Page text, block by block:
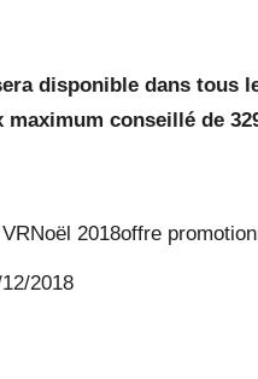
disponible dans tous
maximum conseillé de
Noël 2018offre
2018